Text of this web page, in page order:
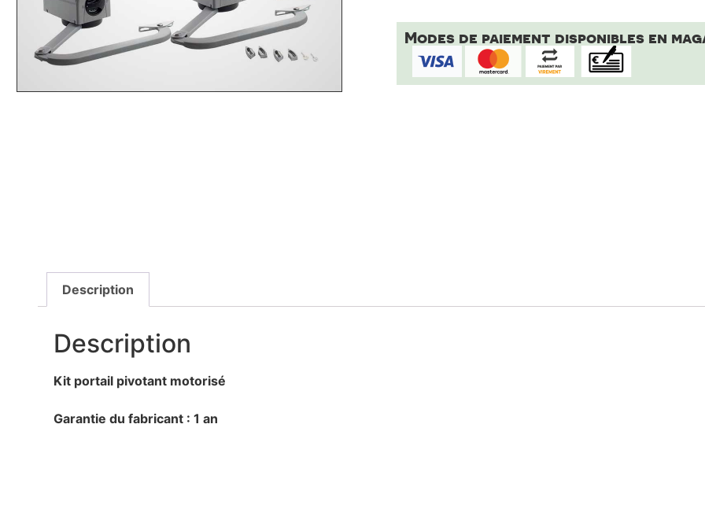
Modes de paiement disponibles en
Description
Description
Kit portail pivotant motorisé
Garantie du fabricant : 1 an